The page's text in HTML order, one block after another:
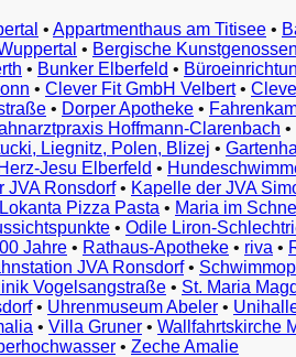
• Appartmenthaus am Titisee •
• Bergische
• Bunker Elberfeld •
• Clever Fit GmbH Velbert•
• Dorper Apotheke •
Hoffmann-Clarenbach •
Liegnitz, Polen, Blizej •
Herz-Jesu Elberfeld •
JVA Ronsdorf• Kapelle der JVA
Lokanta Pizza Pasta • Maria im
• Odile Liron-
Jahre • Rathaus-Apotheke • riva •
JVA Ronsdorf•
Vogelsangstraße • St. Maria
• Uhrenmuseum Abeler •
• Villa Gruner • Wallfahrtskirche
• Zeche Amalie